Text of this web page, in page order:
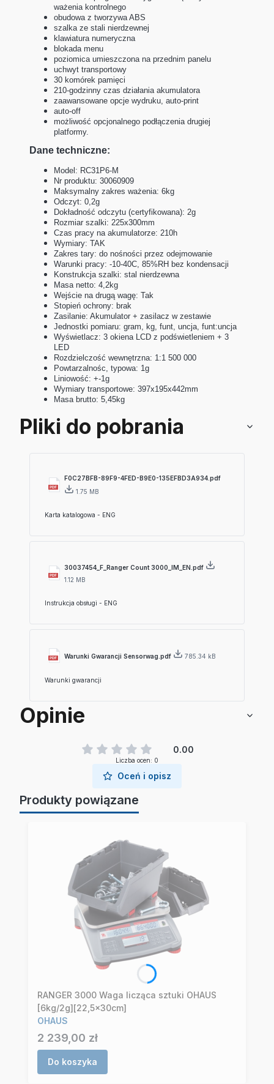
ważenia kontrolnego
obudowa z tworzywa ABS
szalka ze stali nierdzewnej
klawiatura numeryczna
blokada menu
poziomica umieszczona na przednim panelu
uchwyt transportowy
30 komórek pamięci
210-godzinny czas działania akumulatora
zaawansowane opcje wydruku, auto-print
auto-off
możliwość opcjonalnego podłączenia drugiej
platformy.
Dane techniczne:
Model: RC31P6-M
Nr produktu: 30060909
Maksymalny zakres ważenia: 6kg
Odczyt: 0,2g
Dokładność odczytu (certyfikowana): 2g
Rozmiar szalki: 225x300mm
Czas pracy na akumulatorze: 210h
Wymiary: TAK
Zakres tary: do nośności przez odejmowanie
Warunki pracy: -10-40C, 85%RH bez kondensacji
Konstrukcja szalki: stal nierdzewna
Masa netto: 4,2kg
Wejście na drugą wagę: Tak
Stopień ochrony: brak
Zasilanie: Akumulator + zasilacz w zestawie
Jednostki pomiaru: gram, kg, funt, uncja, funt:uncja
Wyświetlacz: 3 okiena LCD z podświetleniem + 3
LED
Rozdzielczość wewnętrzna: 1:1 500 000
Powtarzalnośc, typowa: 1g
Liniowość: +-1g
Wymiary transportowe: 397x195x442mm
Masa brutto: 5,45kg
Pliki do pobrania
F0C27BFB-89F9-4FED-B9E0-135EFBD3A934.pdf
1.75 MB
Karta katalogowa - ENG
30037454_F_Ranger Count 3000_IM_EN.pdf
1.12 MB
Instrukcja obsługi - ENG
Warunki Gwarancji Sensorwag.pdf 785.34 kB
Warunki gwarancji
Opinie
0.00
Liczba ocen: 0
Oceń i opisz
Produkty powiązane
RANGER 3000 Waga licząca sztuki OHAUS
[6kg/2g][22,5x30cm]
OHAUS
Cena
2 239,00 zł
Do koszyka